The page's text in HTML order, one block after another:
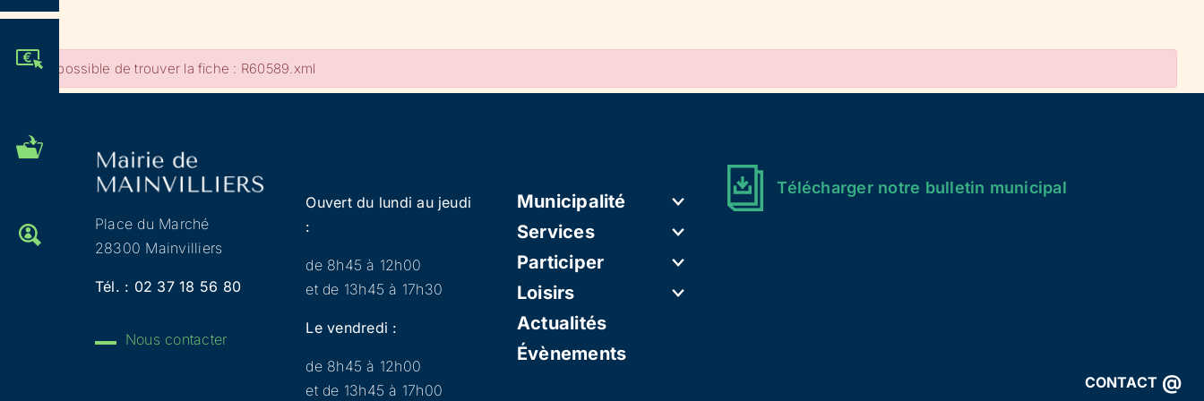
ADMINISTRATIVES
OFFRES D'EMPLOI
CONTACT @
Impossible de trouver la fiche : R60589.xml
Place du Marché
28300 Mainvilliers
Tél. : 02 37 18 56 80
Nous contacter
Ouvert du lundi au jeudi
:
de 8h45 à 12h00
et de 13h45 à 17h30
Le vendredi :
de 8h45 à 12h00
et de 13h45 à 17h00
Municipalité
Services
Participer
Loisirs
Actualités
Évènements
Télécharger notre bulletin municipal